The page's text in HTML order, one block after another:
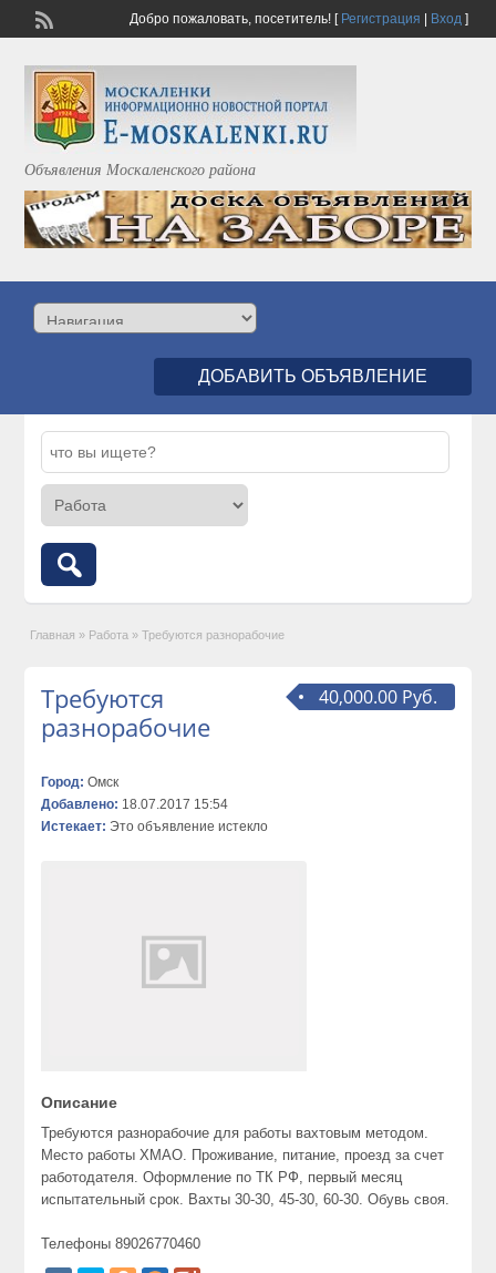
Добро пожаловать, посетитель![ Регистрация Вход]
Объявления Москаленского района
ДОБАВИТЬ ОБЪЯВЛЕНИЕ
Главная » Работа » Требуются разнорабочие
40,000.00 Руб.
Требуются
разнорабочие
Город: Омск
Добавлено: 18.07.2017 15:54
Истекает: Это объявление истекло
Описание
Требуются разнорабочие для работы вахтовым методом.
Место работы ХМАО. Проживание, питание, проезд за счет
работодателя. Оформление по ТК РФ, первый месяц
испытательный срок. Вахты 30-30, 45-30, 60-30. Обувь своя.
Телефоны 89026770460